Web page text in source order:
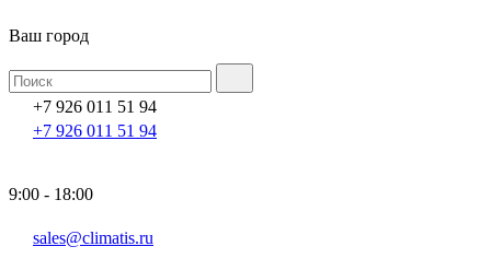
Ваш город
+7 926 011 51 94
+7 926 011 51 94
9:00 - 18:00
sales@climatis.ru